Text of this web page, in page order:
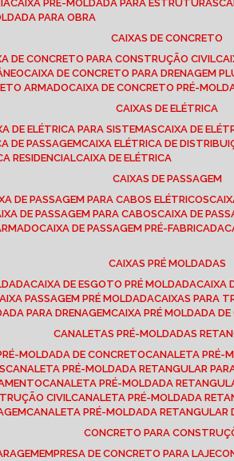
CAIXA PRÉ-MOLDADA PARA ESTRUTURAS
PARA OBRA
CAIXAS DE CONCRETO
DE CONCRETO PARA CONSTRUÇÃO CIVIL
CAIXA DE CONCRETO PARA DRENAGEM
ARMADO CAIXA DE CONCRETO PRÉ-
CAIXAS DE ELÉTRICA
DE ELÉTRICA PARA SISTEMAS CAIXA DE
DE PASSAGEM CAIXA ELÉTRICA DE
RESIDENCIAL CAIXA DE ELÉTRICA
CAIXAS DE PASSAGEM
DE PASSAGEM PARA CABOS ELÉTRICOS
DE PASSAGEM PARA CABOS CAIXA DE
CAIXA DE PASSAGEM PRÉ-FABRICADA
CAIXAS PRÉ MOLDADAS
CAIXA DE ESGOTO PRÉ MOLDADA
CAIXA PASSAGEM PRÉ MOLDADA CAIXAS PARA
PARA DRENAGEM CAIXA PRÉ MOLDADA
CANALETAS PRÉ-MOLDADAS
MOLDADA DE CONCRETO CANALETA PRÉ-
CANALETA PRÉ-MOLDADA RETANGULAR
CANALETA PRÉ-MOLDADA
CIVIL CANALETA PRÉ-MOLDADA
CANALETA PRÉ-MOLDADA RETANGULAR
CONCRETO PARA
EMPRESA DE CONCRETO PARA LAJE